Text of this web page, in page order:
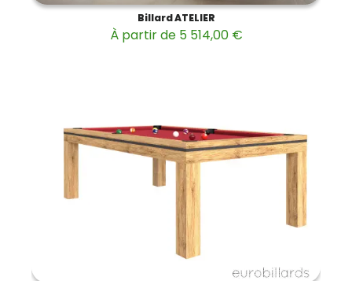
Billard ATELIER
À partir de 5 514,00 €